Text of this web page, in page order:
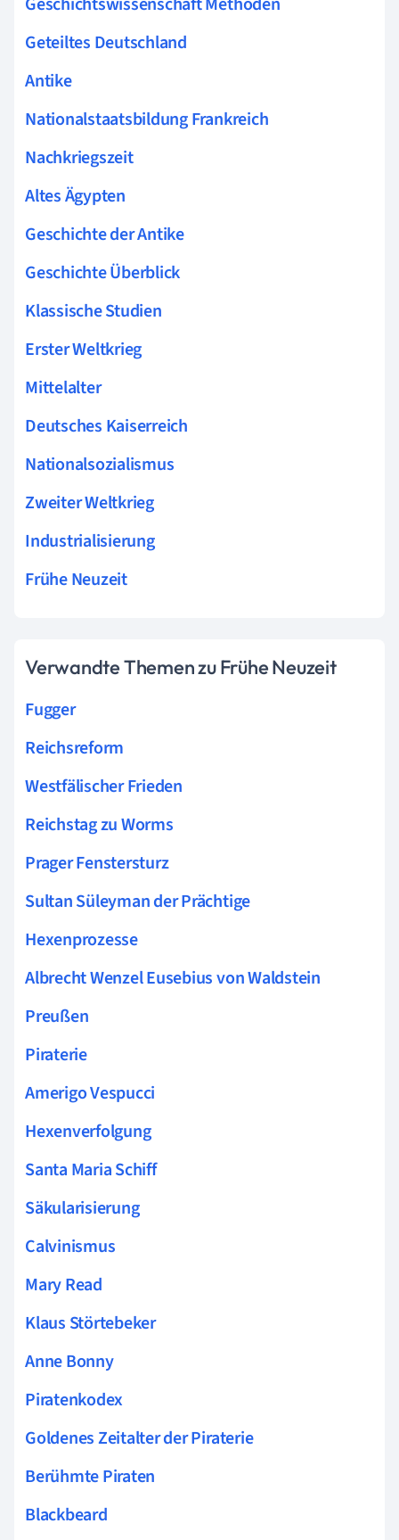
Geteiltes Deutschland
Antike
Nationalstaatsbildung Frankreich
Nachkriegszeit
Altes Ägypten
Geschichte der Antike
Geschichte Überblick
Klassische Studien
Erster Weltkrieg
Mittelalter
Deutsches Kaiserreich
Nationalsozialismus
Zweiter Weltkrieg
Industrialisierung
Frühe Neuzeit
Verwandte Themen zu Frühe Neuzeit
Fugger
Reichsreform
Westfälischer Frieden
Reichstag zu Worms
Prager Fenstersturz
Sultan Süleyman der Prächtige
Hexenprozesse
Albrecht Wenzel Eusebius von Waldstein
Preußen
Piraterie
Amerigo Vespucci
Hexenverfolgung
Santa Maria Schiff
Säkularisierung
Calvinismus
Mary Read
Klaus Störtebeker
Anne Bonny
Piratenkodex
Goldenes Zeitalter der Piraterie
Berühmte Piraten
Blackbeard